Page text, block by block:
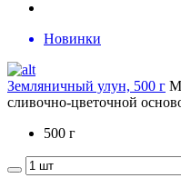
Новинки
Земляничный улун, 500 г
сливочно-цветочной
500 г